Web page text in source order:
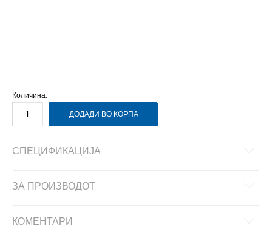
Количина:
ДОДАДИ ВО КОРПА
СПЕЦИФИКАЦИЈА
ЗА ПРОИЗВОДОТ
КОМЕНТАРИ